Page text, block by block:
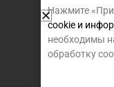
Нажмите
cookie и
необходимы
обработку